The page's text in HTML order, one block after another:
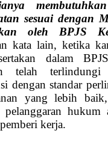
sesuai dengan
oleh BPJS
kata lain, ketika
dalam
telah
dengan standar
yang lebih
pelanggaran hukum
kerja.